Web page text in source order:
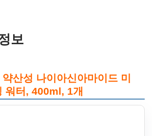
보
산성 나이아신아마이드 미
워터, 400ml, 1개